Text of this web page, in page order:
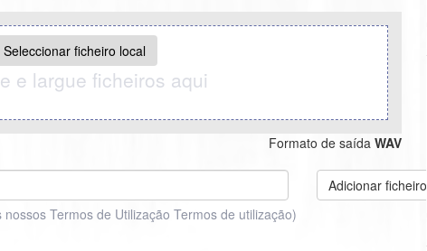
Seleccionar ficheiro local
e largue ficheiros aqui
Formato de saída WAV
Adicionar ficheiros
Termos de Utilização Termos de utilização)